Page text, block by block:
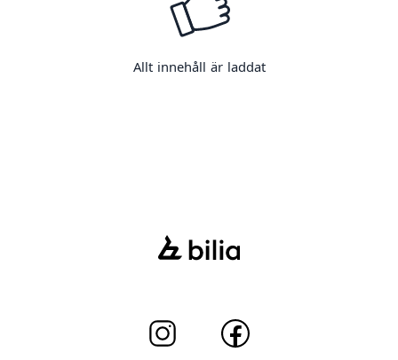
Allt innehåll är laddat